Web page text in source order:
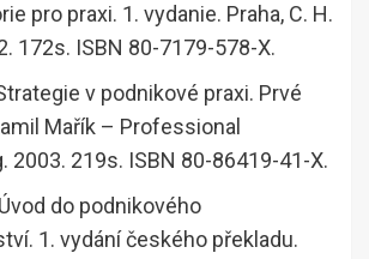
pro praxi. 1. vydanie. Praha, C. H.
172s. ISBN 80-7179-578-X.
v podnikové praxi. Prvé
Mařík – Professional
2003. 219s. ISBN 80-86419-41-X.
do podnikového
1. vydání českého překladu.